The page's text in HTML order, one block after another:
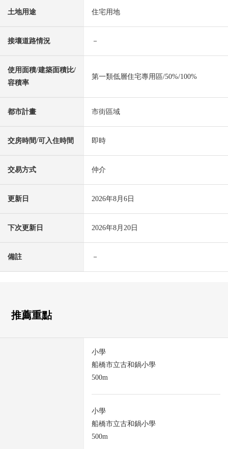
土地用途 住宅用地
接壤道路情況 －
使用面積/建築面積比/
容積率
第一類低層住宅專用區/50%/100%
都市計畫 市街區域
交房時間/可入住時間 即時
交易方式 仲介
更新日 2026年8月6日
下次更新日 2026年8月20日
備註 －
推薦重點
小學
船橋市立古和鍋小學
500m
小學
船橋市立古和鍋小學
500m